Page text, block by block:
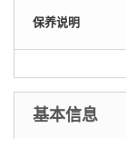
保养说明
基本信息